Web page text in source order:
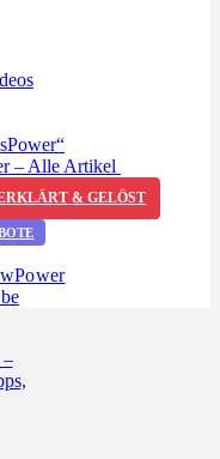
– Alle Artikel
& GELÖST